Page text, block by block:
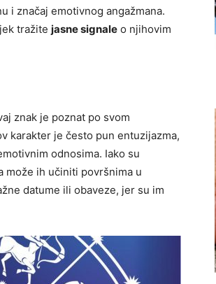
i značaj emotivnog angažmana.
tražite jasne signale o njihovim
znak je poznat po svom
karakter je često pun entuzijazma,
odnosima. Iako su
može ih učiniti površnima u
datume ili obaveze, jer su im